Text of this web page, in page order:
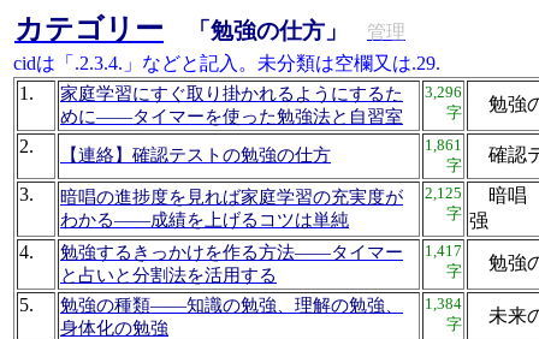
カテゴリー 「勉強の仕方」
管理
cidは「.2.3.4.」などと記入。未分類は空欄又は.29.
1.
家庭学習にすぐ取り掛かれるようにするた
めに――タイマーを使った勉強法と自習室
3,296
字
勉
2. 【連絡】確認テストの勉強の仕方
1,861
字
確認
3.
暗唱の進捗度を見れば家庭学習の充実度が
わかる――成績を上げるコツは単純
2,125
字
暗唱
强
4.
勉強するきっかけを作る方法――タイマー
と占いと分割法を活用する
1,417
字
勉
5.
勉強の種類――知識の勉強、理解の勉強、
身体化の勉強
1,384
字
未来